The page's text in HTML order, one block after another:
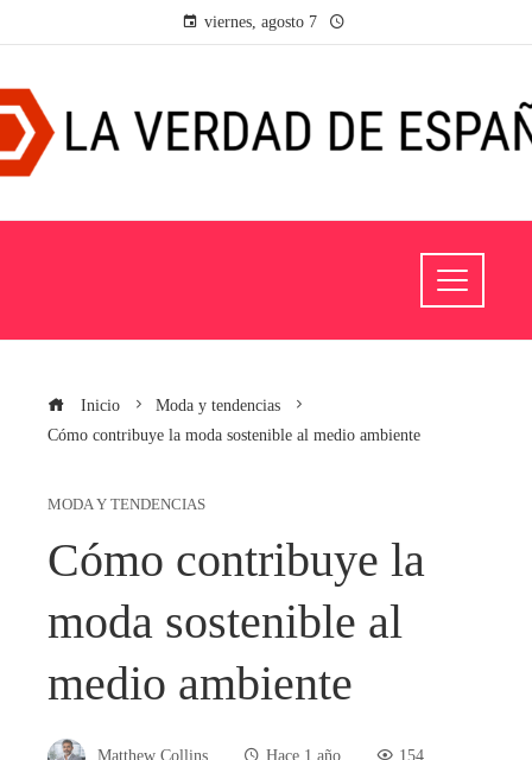
viernes, agosto 7
Inicio
Moda y tendencias
Cómo contribuye la moda sostenible al medio ambiente
MODA Y TENDENCIAS
Cómo contribuye la
moda sostenible al
medio ambiente
Matthew Collins Hace 1 año 154